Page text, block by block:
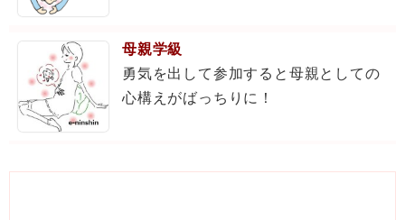
母親学級
勇気を出して参加すると母親としての
心構えがばっちりに！